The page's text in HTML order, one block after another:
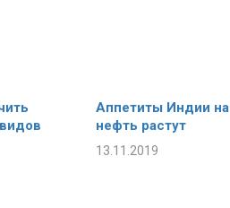
Аппетиты Индии
нефть растут
13.11.2019